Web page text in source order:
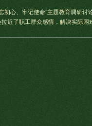
心、牢记使命”主题教育调研讨
近了职工群众感情，解决实际困